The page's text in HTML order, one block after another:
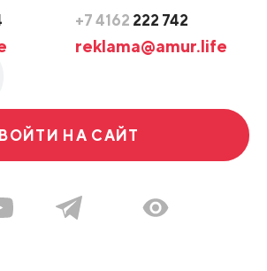
+7 4162 222 742
reklama@amur.life
ВОЙТИ НА САЙТ